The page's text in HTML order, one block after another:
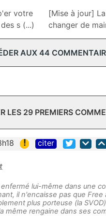
votre
s (...)
[Mise à jour]
changer de
AUX 44
LES 29 PREMIERS
! citer
lui-même dans une
il n'encaisse pas que
plus porteuse (la
même rengaine dans ses